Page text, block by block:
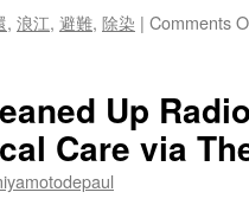
, 浪江, 避難, 除染 | Comments
Up
Care via